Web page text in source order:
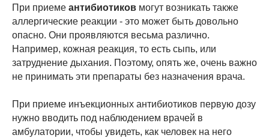
При приеме антибиотиков могут возникать также
аллергические реакции - это может быть довольно
опасно. Они проявляются весьма различно.
Например, кожная реакция, то есть сыпь, или
затруднение дыхания. Поэтому, опять же, очень важно
не принимать эти препараты без назначения врача.
При приеме инъекционных антибиотиков первую дозу
нужно вводить под наблюдением врачей в
амбулатории, чтобы увидеть, как человек на него